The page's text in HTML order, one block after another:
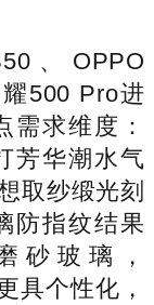
、OPPO
500 Pro进
求维度：
芳华潮水气
取纱缎光刻
防指纹结果
砂玻璃，
具个性化，